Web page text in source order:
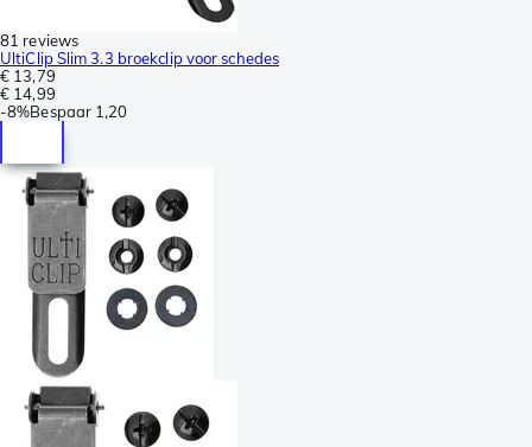
81 reviews
UltiClip Slim 3.3 broekclip voor schedes
€ 13,79
€ 14,99
-8%Bespaar 1,20